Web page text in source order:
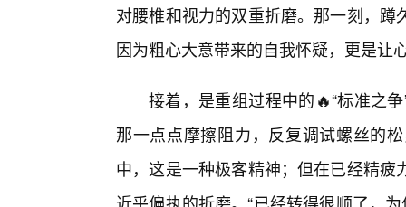
对腰椎和视力的双重折磨。那一刻，
因为粗心大意带来的自我怀疑，更是让
接着，是重组过程中的🔥“标准之
那一点点摩擦阻力，反复调试螺丝的
中，这是一种极客精神；但在已经精